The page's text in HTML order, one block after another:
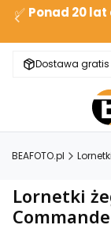
✅ Ponad 20
Dostawa gratis
BEAFOTO.pl Lornetki
Lornetki